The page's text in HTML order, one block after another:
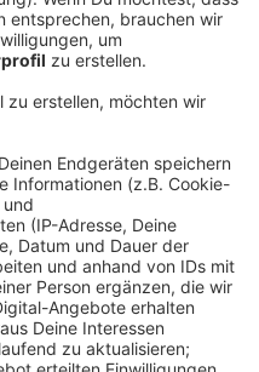
2.38, 3.38 Uhr
Ruhr-Universität.
Bochum
Uhr (Sommerzeit)
Der NE4, der
und Schwelm fährt ab
um 1.20, 2.20 Uhr
und 4.20 Uhr
Mitte in
Uhr (Sommerzeit),
Uhr (Winterzeit). Von
Busbahnhof in
2.27, 3.27 Uhr